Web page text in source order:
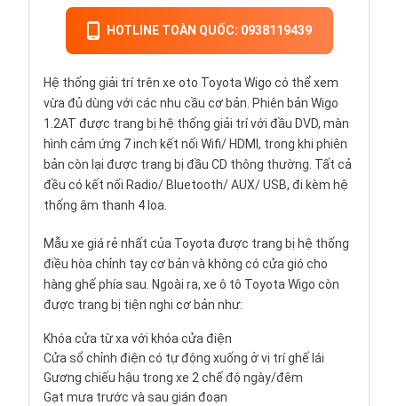
HOTLINE TOÀN QUỐC: 0938119439
Hệ thống giải trí trên xe oto Toyota Wigo có thể xem
vừa đủ dùng với các nhu cầu cơ bản. Phiên bản Wigo
1.2AT được trang bị hệ thống giải trí với đầu DVD, màn
hình cảm ứng 7 inch kết nối Wifi/ HDMI, trong khi phiên
bản còn lại được trang bị đầu CD thông thường. Tất cả
đều có kết nối Radio/ Bluetooth/ AUX/ USB, đi kèm hệ
thống âm thanh 4 loa.
Mẫu xe giá rẻ nhất của Toyota được trang bị hệ thống
điều hòa chỉnh tay cơ bản và không có cửa gió cho
hàng ghế phía sau. Ngoài ra, xe ô tô Toyota Wigo còn
được trang bị tiện nghi cơ bản như:
Khóa cửa từ xa với khóa cửa điện
Cửa sổ chỉnh điện có tự động xuống ở vị trí ghế lái
Gương chiếu hậu trong xe 2 chế độ ngày/đêm
Gạt mưa trước và sau gián đoạn